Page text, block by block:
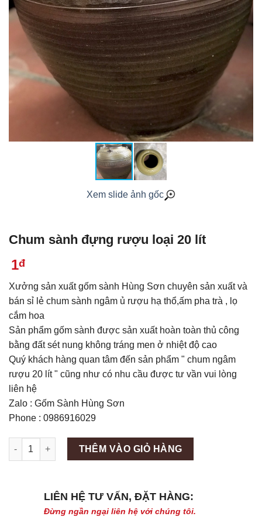
Xem slide ảnh gốc
Chum sành đựng rượu loại 20 lít
1đ
Xưởng sản xuất gốm sành Hùng Sơn chuyên sản xuất và
bán sỉ lẻ chum sành ngâm ủ rượu hạ thổ,ấm pha trà , lọ
cắm hoa
Sản phẩm gốm sành được sản xuất hoàn toàn thủ công
bằng đất sét nung không tráng men ở nhiệt độ cao
Quý khách hàng quan tâm đến sản phẩm " chum ngâm
rượu 20 lít " cũng như có nhu cầu được tư vần vui lòng
liên hệ
Zalo : Gốm Sành Hùng Sơn
Phone : 0986916029
Máy làm đá viên Scotsman NW458AS số lượng
THÊM VÀO GIỎ HÀNG
LIÊN HỆ TƯ VẤN, ĐẶT HÀNG:
Đừng ngần ngại liên hệ với chúng tôi.